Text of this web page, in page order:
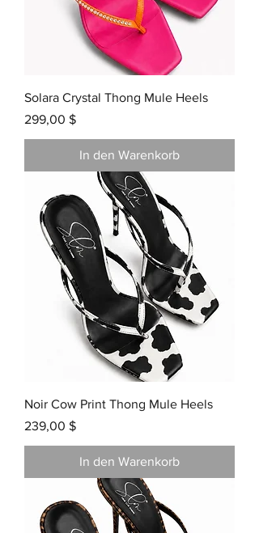
Solara Crystal Thong Mule Heels
Preis
299,00 $
In den Warenkorb
Noir Cow Print Thong Mule Heels
Preis
239,00 $
In den Warenkorb